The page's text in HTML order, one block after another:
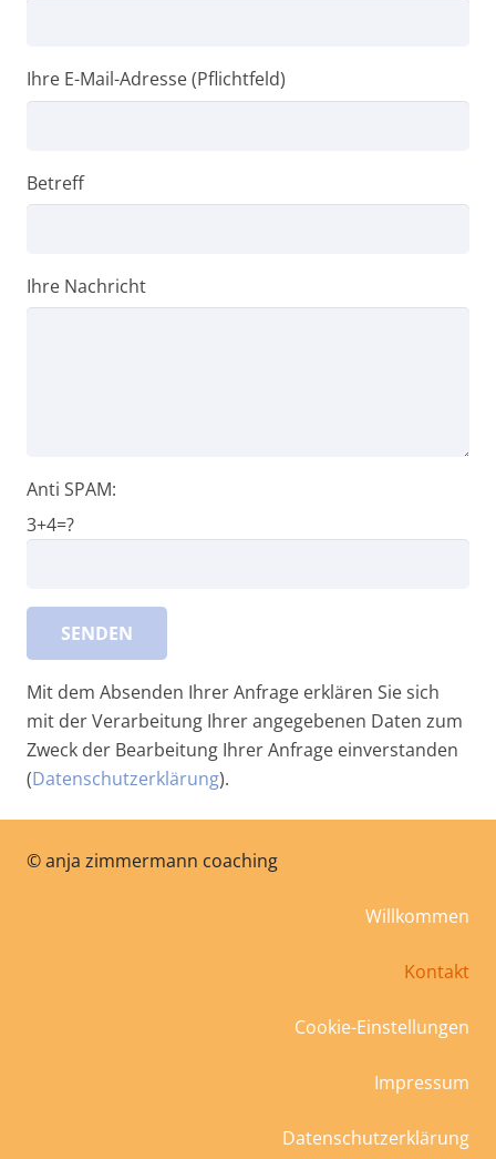
Ihre E-Mail-Adresse (Pflichtfeld)
Betreff
Ihre Nachricht
Anti SPAM:
3+4=?
Mit dem Absenden Ihrer Anfrage erklären Sie sich
mit der Verarbeitung Ihrer angegebenen Daten zum
Zweck der Bearbeitung Ihrer Anfrage einverstanden
(Datenschutzerklärung).
©anja zimmermann coaching
Willkommen
Kontakt
Cookie-Einstellungen
Impressum
Datenschutzerklärung